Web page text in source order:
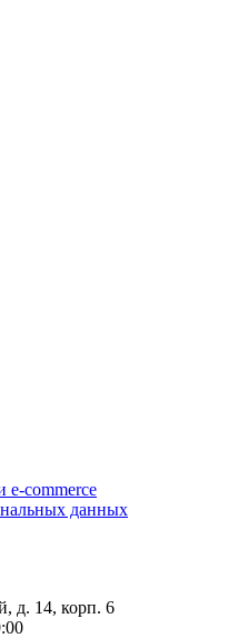
e-commerce
данных
д. 14, корп. 6